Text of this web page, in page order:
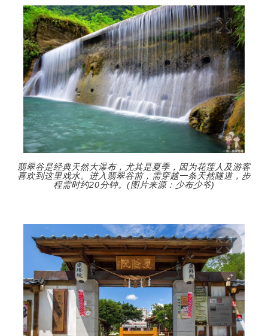
翡翠谷是经典天然大瀑布，尤其是夏季，因为花莲人及游客
喜欢到这里戏水。进入翡翠谷前，需穿越一条天然隧道，步
程需时约20分钟。(图片来源：少布少爷)